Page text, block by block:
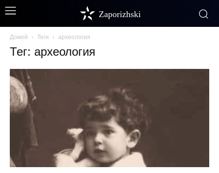
Zaporizhski
Домой Теги археология
Тег: археология